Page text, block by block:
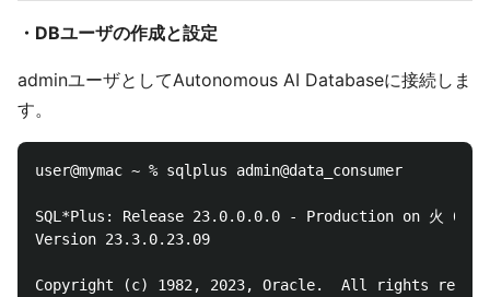
・DBユーザの作成と設定
adminユーザとしてAutonomous AI Databaseに接続しま
す。
user@mymac ~ % sqlplus admin@data_consumer
SQL*Plus: Release 23.0.0.0.0 - Production on 火 6月
Version 23.3.0.23.09
Copyright (c) 1982, 2023, Oracle.  All rights